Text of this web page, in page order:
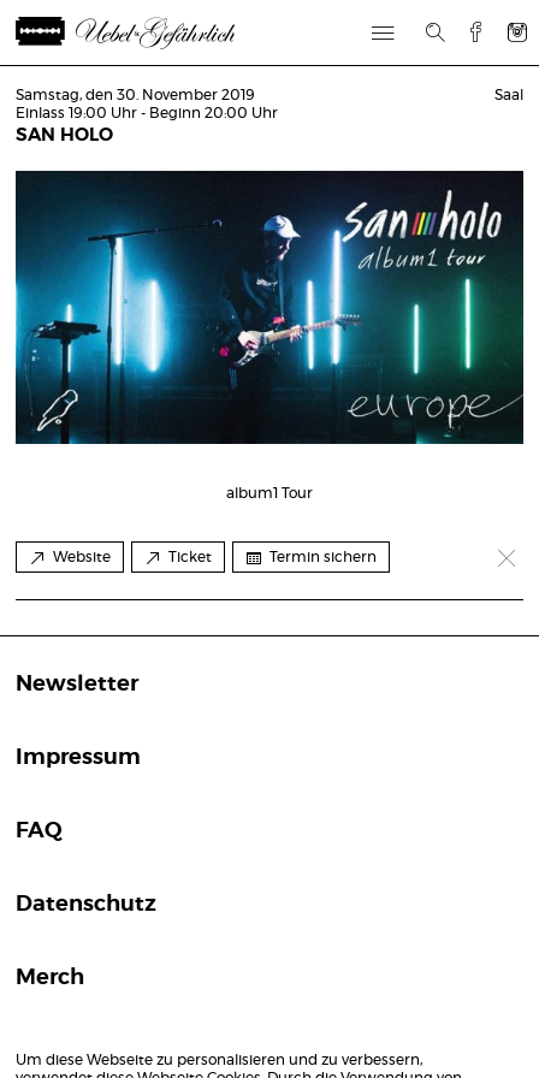
Samstag, den 30. November 2019
Einlass 19:00 Uhr - Beginn 20:00 Uhr
SAN HOLO
Saal
album1 Tour
Website Ticket Termin sichern
Newsletter
Impressum
FAQ
Datenschutz
Merch
Um diese Webseite zu personalisieren und zu verbessern,